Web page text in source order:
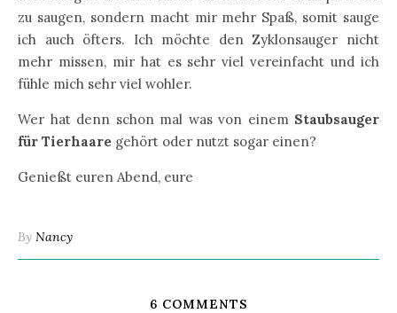
zu saugen, sondern macht mir mehr Spaß, somit sauge
ich auch öfters. Ich möchte den Zyklonsauger nicht
mehr missen, mir hat es sehr viel vereinfacht und ich
fühle mich sehr viel wohler.
Wer hat denn schon mal was von einem Staubsauger
für Tierhaare gehört oder nutzt sogar einen?
Genießt euren Abend, eure
By Nancy
6 COMMENTS